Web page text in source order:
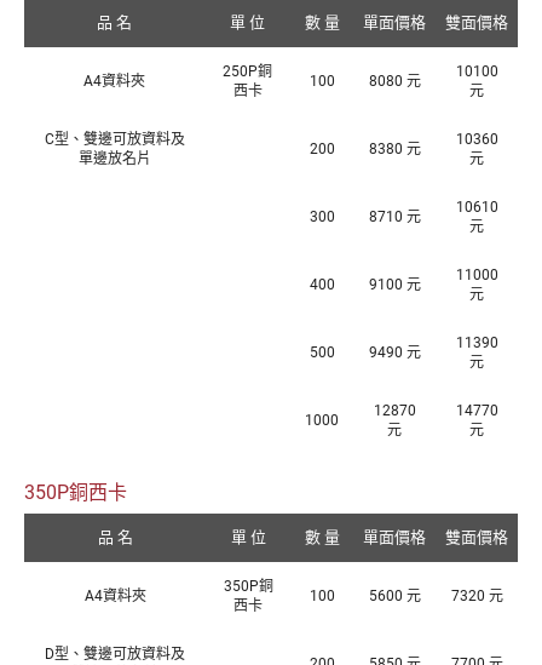
品 名 單 位 數 量 單面價格 雙面價格
A4資料夾
250P銅
西卡
100 8080 元
10100
元
C型、雙邊可放資料及
單邊放名片
200 8380 元
10360
元
300 8710 元
10610
元
400 9100 元
11000
元
500 9490 元
11390
元
1000
12870
元
14770
元
350P銅西卡
品 名 單 位 數 量 單面價格 雙面價格
A4資料夾
350P銅
西卡
100 5600 元 7320 元
D型、雙邊可放資料及